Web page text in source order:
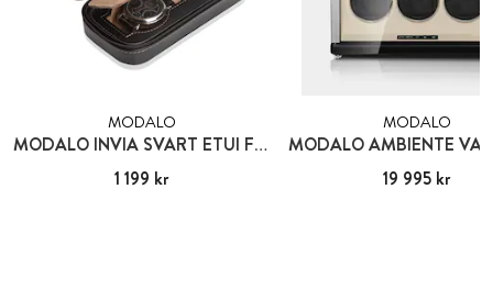
MODALO
MODALO INVIA SVART ETUI FÖR 2 KLOCKOR
Pris :1 199 kr
1 199 kr
MODALO
Pris: 19 995 kr
19 995 kr